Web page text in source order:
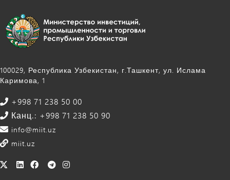
100029, Республика Узбекистан, г.Ташкент, ул. Ислама
Каримова, 1
+998 71 238 50 00
Канц.: +998 71 238 50 90
info@miit.uz
miit.uz